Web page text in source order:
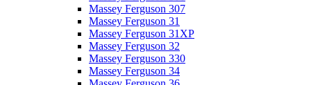
Massey Ferguson 307
Massey Ferguson 31
Massey Ferguson 31XP
Massey Ferguson 32
Massey Ferguson 330
Massey Ferguson 34